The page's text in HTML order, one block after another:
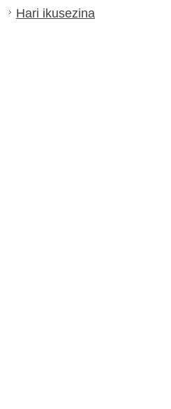
Hari ikusezina